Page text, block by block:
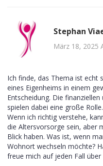
Stephan
März 18, 2025
Ich finde, das Thema ist echt
eines Eigenheims in einem
Entscheidung. Die
spielen dabei eine große Rolle.
Wenn ich richtig verstehe,
die Altersvorsorge sein, aber
Blick haben. Was ist, wenn
Wohnort wechseln möchte?
freue mich auf jeden Fall